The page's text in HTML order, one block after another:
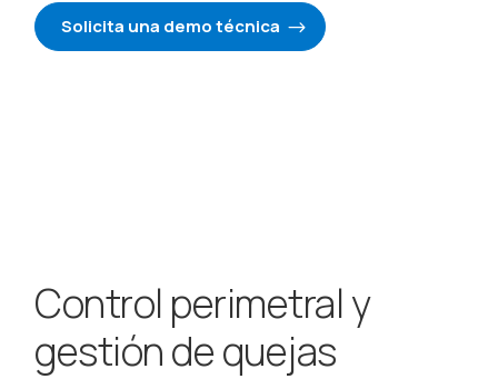
Solicita una demo técnica
Control perimetral y
gestión de quejas